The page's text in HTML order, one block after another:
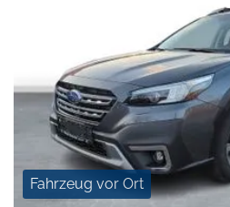
Fahrzeug vor Ort